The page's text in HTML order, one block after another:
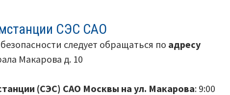
СЭС САО
следует обращаться по адресу
Макарова д. 10
(СЭС) САО Москвы на ул. Макарова: 9:00